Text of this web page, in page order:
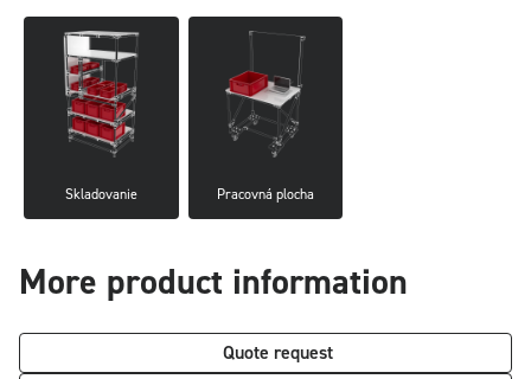
Skladovanie Pracovná plocha
More product information
Quote request